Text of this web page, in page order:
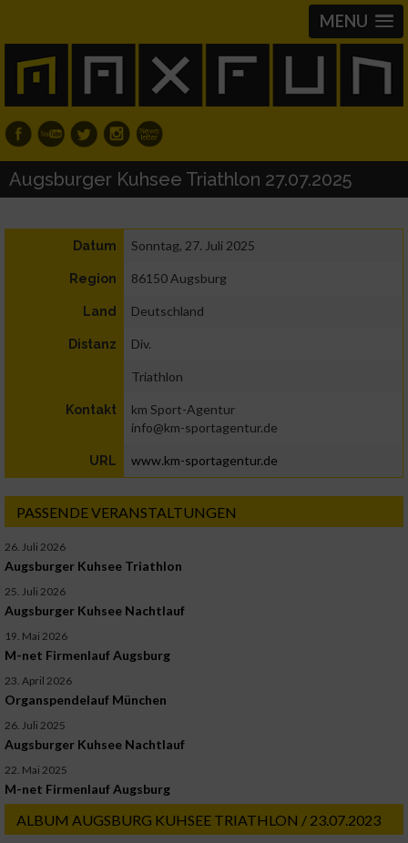
MENU
Augsburger Kuhsee Triathlon 27.07.2025
Datum Sonntag, 27. Juli 2025
Region 86150 Augsburg
Land Deutschland
Distanz Div.
Triathlon
Kontakt
km Sport-Agentur
info@km-sportagentur.de
URL www.km-sportagentur.de
PASSENDE VERANSTALTUNGEN
26. Juli 2026
Augsburger Kuhsee Triathlon
25. Juli 2026
Augsburger Kuhsee Nachtlauf
19. Mai 2026
M-net Firmenlauf Augsburg
23. April 2026
Organspendelauf München
26. Juli 2025
Augsburger Kuhsee Nachtlauf
22. Mai 2025
M-net Firmenlauf Augsburg
ALBUM AUGSBURG KUHSEE TRIATHLON / 23.07.2023